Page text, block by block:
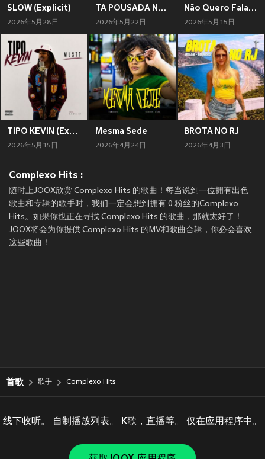
SLOW (Explicit)
2026年5月28日
TA POUSADA NOS D (Explicit)
2026年5月22日
Não Quero Falar de Romance
2026年5月15日
TIPO KEVIN (Explicit)
2026年5月15日
Mesma Sede
2026年4月24日
BROTA NO RJ
2026年4月3日
Complexo Hits :
随时上JOOX欣赏 Complexo Hits 的歌曲！每当说到一位拥有出色
歌曲和专辑的歌手时，我们一定会想到拥有 0 粉丝的Complexo
Hits。如果你也正在寻找 Complexo Hits 的歌曲，那就太好了！
JOOX将会为你提供 Complexo Hits 的MV和歌曲合辑，你必会喜欢
这些歌曲！
首歌 歌手 Complexo Hits
线下收听。 自制播放列表。 K歌，直播等。 仅在应用程序中。